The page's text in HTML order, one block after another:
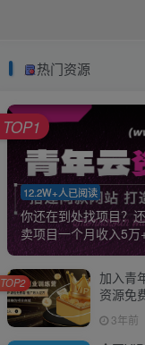
热门资源
12.2W+人已阅读
你还在到处找项目？
卖项目一个月收入5
TOP1
加入青
资源免
伙人，
3年前
TOP2